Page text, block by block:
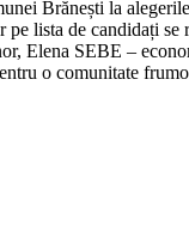
Brănești la
pe lista de candidați se
Elena SEBE –
o comunitate